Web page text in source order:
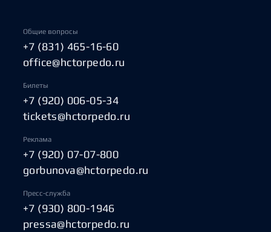
Общие вопросы
+7 (831) 465-16-60
office@hctorpedo.ru
Билеты
+7 (920) 006-05-34
tickets@hctorpedo.ru
Реклама
+7 (920) 07-07-800
gorbunova@hctorpedo.ru
Пресс-служба
+7 (930) 800-1946
pressa@hctorpedo.ru